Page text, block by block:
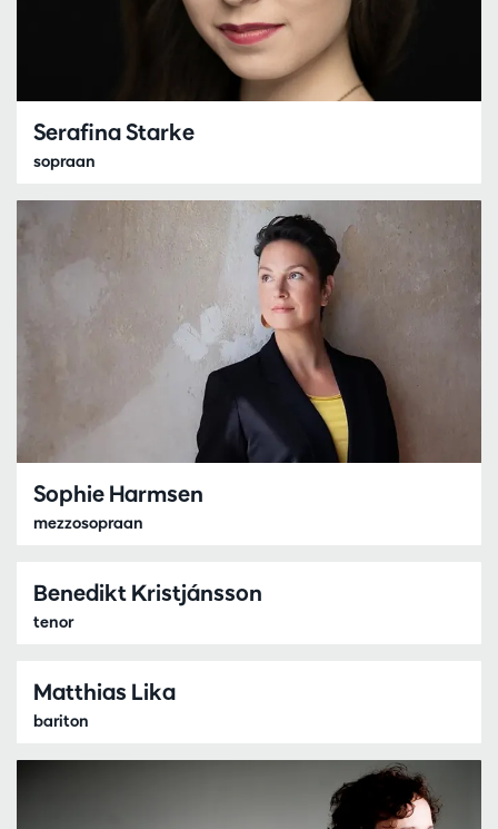
Serafina Starke
sopraan
Sophie Harmsen
mezzosopraan
Benedikt Kristjánsson
tenor
Matthias Lika
bariton